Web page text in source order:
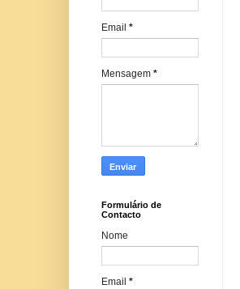
Email *
Mensagem *
Formulário de
Contacto
Nome
Email *